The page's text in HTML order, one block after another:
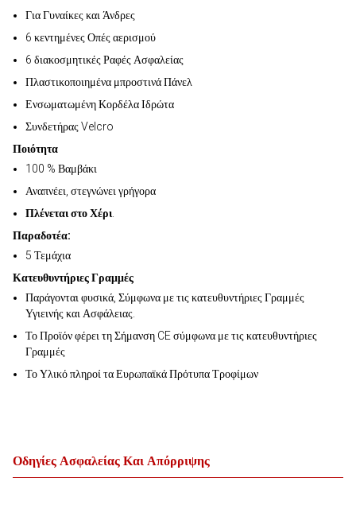
Για Γυναίκες και Άνδρες
6 κεντημένες Οπές αερισμού
6 διακοσμητικές Ραφές Ασφαλείας
Πλαστικοποιημένα μπροστινά Πάνελ
Ενσωματωμένη Κορδέλα Ιδρώτα
Συνδετήρας Velcro
Ποιότητα
100 % Βαμβάκι
Αναπνέει, στεγνώνει γρήγορα
Πλένεται στο Χέρι
Παραδοτέα:
5 Τεμάχια
Κατευθυντήριες Γραμμές
Παράγονται φυσικά, Σύμφωνα με τις κατευθυντήριες Γραμμές
Υγιεινής και Ασφάλειας.
Το Προϊόν φέρει τη Σήμανση CE σύμφωνα με τις κατευθυντήριες
Γραμμές
Το Υλικό πληροί τα Ευρωπαϊκά Πρότυπα Τροφίμων
Οδηγίες Ασφαλείας Και Απόρριψης